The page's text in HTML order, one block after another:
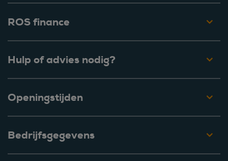
ROS finance
Hulp of advies nodig?
Openingstijden
Bedrijfsgegevens